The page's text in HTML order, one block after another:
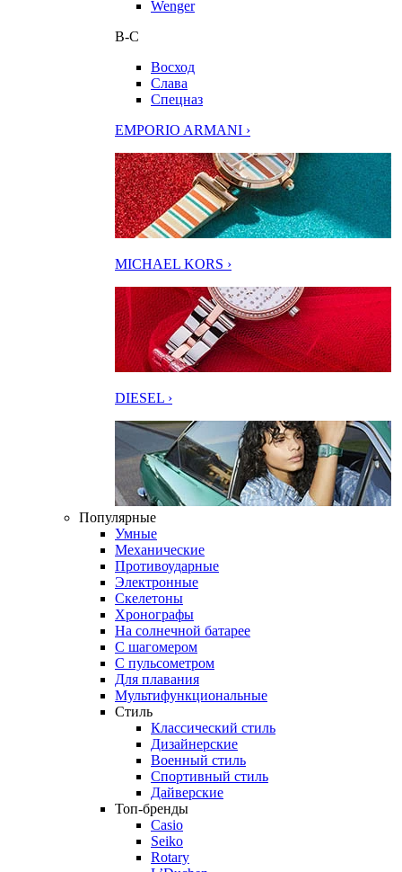
Wenger
В-С
Восход
Слава
Спецназ
EMPORIO ARMANI ›
MICHAEL KORS ›
DIESEL ›
Популярные
Умные
Механические
Противоударные
Электронные
Скелетоны
Хронографы
На солнечной батарее
С шагомером
С пульсометром
Для плавания
Мультифункциональные
Стиль
Классический стиль
Дизайнерские
Военный стиль
Спортивный стиль
Дайверские
Топ-бренды
Casio
Seiko
Rotary